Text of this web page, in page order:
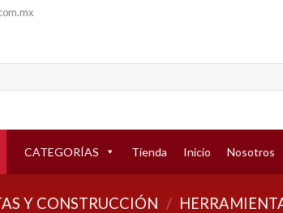
CATEGORÍAS Tienda Inicio Nosotros
Y CONSTRUCCIÓN /